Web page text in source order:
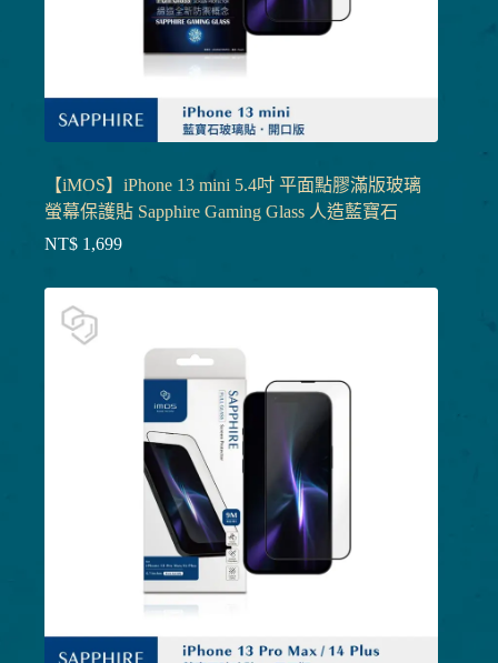
【iMOS】iPhone 13 mini 5.4吋 平面點膠滿版玻璃
螢幕保護貼 Sapphire Gaming Glass 人造藍寶石
NT$ 1,699